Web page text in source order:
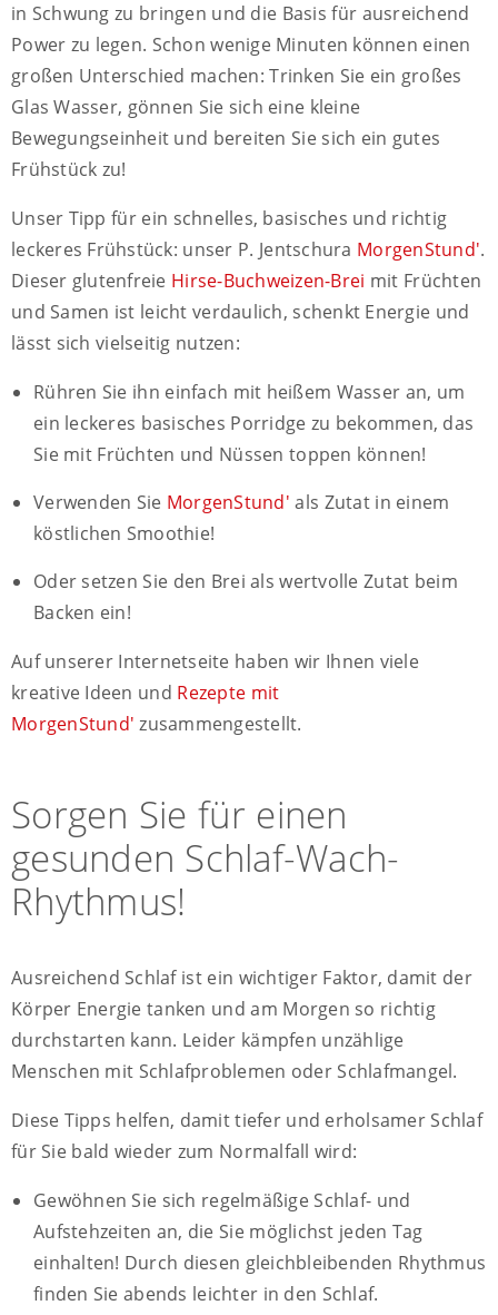
in Schwung zu bringen und die Basis für ausreichend
Power zu legen. Schon wenige Minuten können einen
großen Unterschied machen: Trinken Sie ein großes
Glas Wasser, gönnen Sie sich eine kleine
Bewegungseinheit und bereiten Sie sich ein gutes
Frühstück zu!
Unser Tipp für ein schnelles, basisches und richtig
leckeres Frühstück: unser P. Jentschura MorgenStund'.
Dieser glutenfreie Hirse-Buchweizen-Brei mit Früchten
und Samen ist leicht verdaulich, schenkt Energie und
lässt sich vielseitig nutzen:
Rühren Sie ihn einfach mit heißem Wasser an, um
ein leckeres basisches Porridge zu bekommen, das
Sie mit Früchten und Nüssen toppen können!
Verwenden Sie MorgenStund' als Zutat in einem
köstlichen Smoothie!
Oder setzen Sie den Brei als wertvolle Zutat beim
Backen ein!
Auf unserer Internetseite haben wir Ihnen viele
kreative Ideen und Rezepte mit
MorgenStund' zusammengestellt.
Sorgen Sie für einen
gesunden Schlaf-Wach-
Rhythmus!
Ausreichend Schlaf ist ein wichtiger Faktor, damit der
Körper Energie tanken und am Morgen so richtig
durchstarten kann. Leider kämpfen unzählige
Menschen mit Schlafproblemen oder Schlafmangel.
Diese Tipps helfen, damit tiefer und erholsamer Schlaf
für Sie bald wieder zum Normalfall wird:
Gewöhnen Sie sich regelmäßige Schlaf- und
Aufstehzeiten an, die Sie möglichst jeden Tag
einhalten! Durch diesen gleichbleibenden Rhythmus
finden Sie abends leichter in den Schlaf.